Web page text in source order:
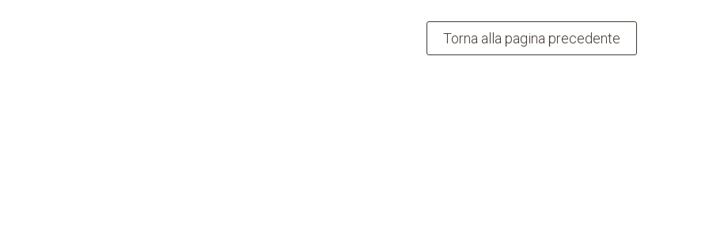
Torna alla pagina precedente